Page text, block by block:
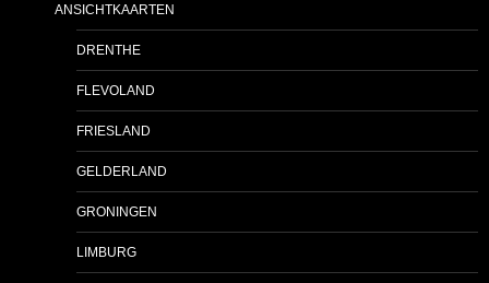
ANSICHTKAARTEN
DRENTHE
FLEVOLAND
FRIESLAND
GELDERLAND
GRONINGEN
LIMBURG